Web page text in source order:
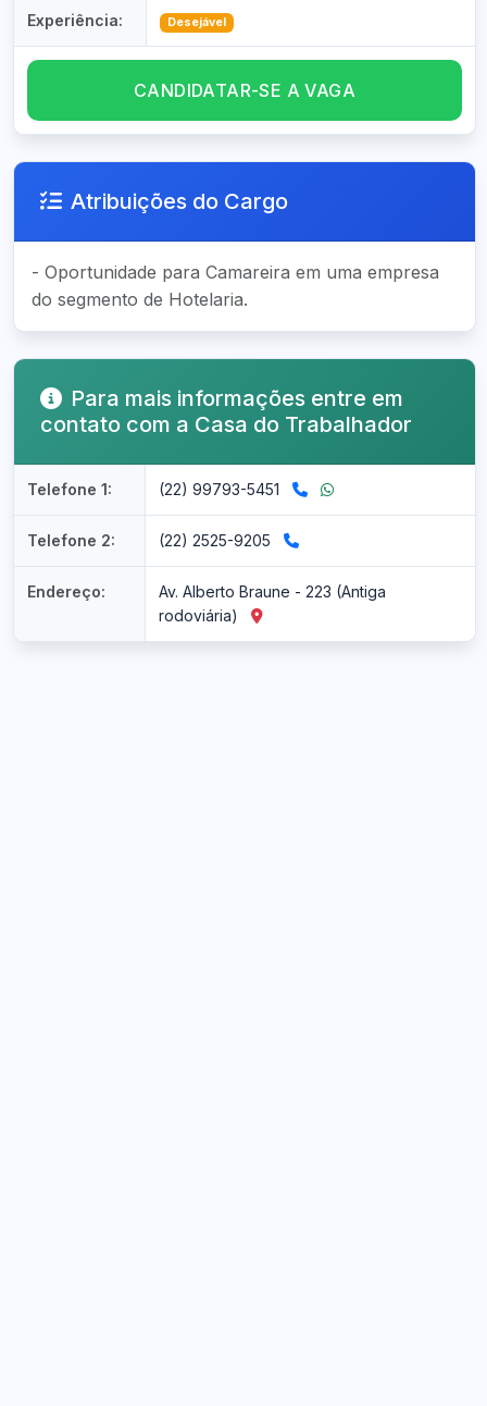
Experiência: Desejável
CANDIDATAR-SE A VAGA
Atribuições do Cargo
- Oportunidade para Camareira em uma empresa
do segmento de Hotelaria.
Para mais informações entre em
contato com a Casa do Trabalhador
Telefone 1: (22) 99793-5451
Telefone 2: (22) 2525-9205
Endereço:
Av. Alberto Braune - 223 (Antiga
rodoviária)